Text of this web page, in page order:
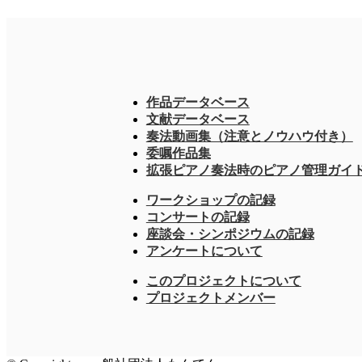
作品データベース
文献データベース
奏法動画集（注意とノウハウ付き）
委嘱作品集
拡張ピアノ奏法時のピアノ管理ガイ
ワークショップの記録
コンサートの記録
座談会・シンポジウムの記録
アンケートについて
このプロジェクトについて
プロジェクトメンバー